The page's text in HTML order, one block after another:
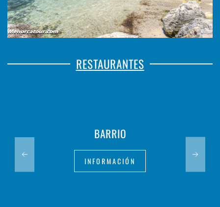
RESTAURANTES
BARRIO
INFORMACIÓN